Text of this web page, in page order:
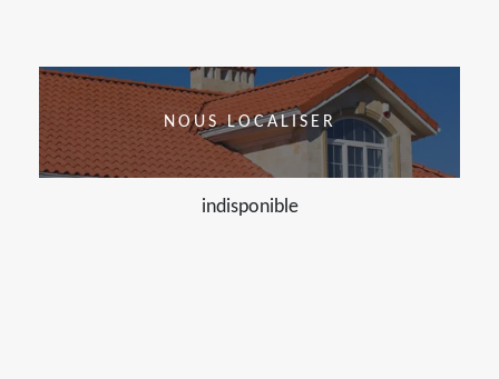
NOUS LOCALISER
indisponible